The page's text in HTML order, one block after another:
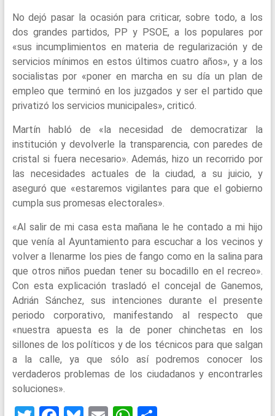
No dejó pasar la ocasión para criticar, sobre todo, a los
dos grandes partidos, PP y PSOE, a los populares por
«sus incumplimientos en materia de regularización y de
servicios mínimos en estos últimos cuatro años», y a los
socialistas por «poner en marcha en su día un plan de
empleo que terminó en los juzgados y ser el partido que
privatizó los servicios municipales», criticó.
Martín habló de «la necesidad de democratizar la
institución y devolverle la transparencia, con paredes de
cristal si fuera necesario». Además, hizo un recorrido por
las necesidades actuales de la ciudad, a su juicio, y
aseguró que «estaremos vigilantes para que el gobierno
cumpla sus promesas electorales».
«Al salir de mi casa esta mañana le he contado a mi hijo
que venía al Ayuntamiento para escuchar a los vecinos y
volver a llenarme los pies de fango como en la salina para
que otros niños puedan tener su bocadillo en el recreo».
Con esta explicación trasladó el concejal de Ganemos,
Adrián Sánchez, sus intenciones durante el presente
periodo corporativo, manifestando al respecto que
«nuestra apuesta es la de poner chinchetas en los
sillones de los políticos y de los técnicos para que salgan
a la calle, ya que sólo así podremos conocer los
verdaderos problemas de los ciudadanos y encontrarles
soluciones».